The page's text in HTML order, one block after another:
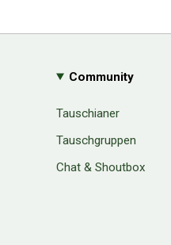
Community
Tauschianer
Tauschgruppen
Chat & Shoutbox